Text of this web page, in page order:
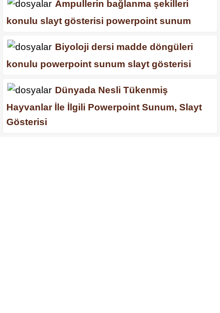
Ampullerin bağlanma şekilleri
konulu slayt gösterisi powerpoint sunum
Biyoloji dersi madde döngüleri
konulu powerpoint sunum slayt gösterisi
Dünyada Nesli Tükenmiş
Hayvanlar İle İlgili Powerpoint Sunum, Slayt
Gösterisi